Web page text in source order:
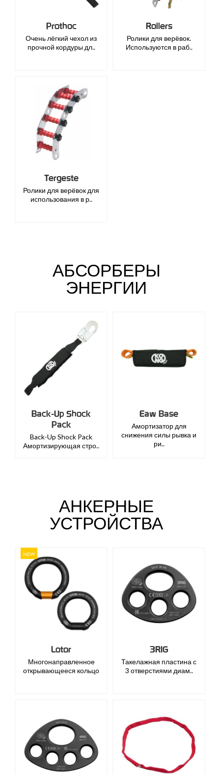
Prothoc
Очень лёгкий чехол из
прочной кордуры дл..
Rollers
Ролики для верёвок.
Используются в раб..
Tergeste
Ролики для верёвок для
использования в р..
АБСОРБЕРЫ
ЭНЕРГИИ
Back-Up Shock
Pack
Back-Up Shock Pack
Амортизирующая стро..
Eaw Base
Амортизатор для
снижения силы рывка и
ри..
АНКЕРНЫЕ
УСТРОЙСТВА
NEW
Lotor
Многонаправленное
открывающееся кольцо
3RIG
Такелажная пластина с
3 отверстиями диам..